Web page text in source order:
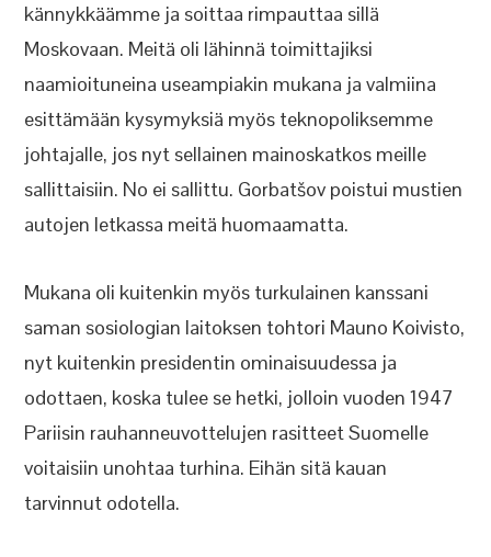
kännykkäämme ja soittaa rimpauttaa sillä
Moskovaan. Meitä oli lähinnä toimittajiksi
naamioituneina useampiakin mukana ja valmiina
esittämään kysymyksiä myös teknopoliksemme
johtajalle, jos nyt sellainen mainoskatkos meille
sallittaisiin. No ei sallittu. Gorbatšov poistui mustien
autojen letkassa meitä huomaamatta.
Mukana oli kuitenkin myös turkulainen kanssani
saman sosiologian laitoksen tohtori Mauno Koivisto,
nyt kuitenkin presidentin ominaisuudessa ja
odottaen, koska tulee se hetki, jolloin vuoden 1947
Pariisin rauhanneuvottelujen rasitteet Suomelle
voitaisiin unohtaa turhina. Eihän sitä kauan
tarvinnut odotella.